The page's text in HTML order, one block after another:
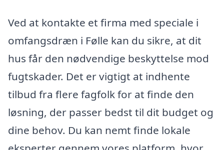
Ved at kontakte et firma med speciale i
omfangsdræn i Følle kan du sikre, at dit
hus får den nødvendige beskyttelse mod
fugtskader. Det er vigtigt at indhente
tilbud fra flere fagfolk for at finde den
løsning, der passer bedst til dit budget og
dine behov. Du kan nemt finde lokale